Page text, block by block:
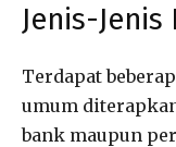
Jenis-
Terdapat
umum
bank maupun